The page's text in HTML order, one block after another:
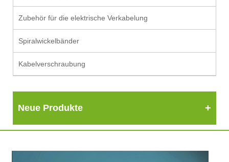
Zubehör für die elektrische Verkabelung
Spiralwickelbänder
Kabelverschraubung
Neue Produkte